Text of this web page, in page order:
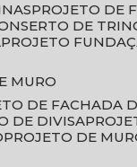
PROJETO DE
DE
PROJETO
MURO
DE FACHADA
DE DIVISA
PROJETO DE